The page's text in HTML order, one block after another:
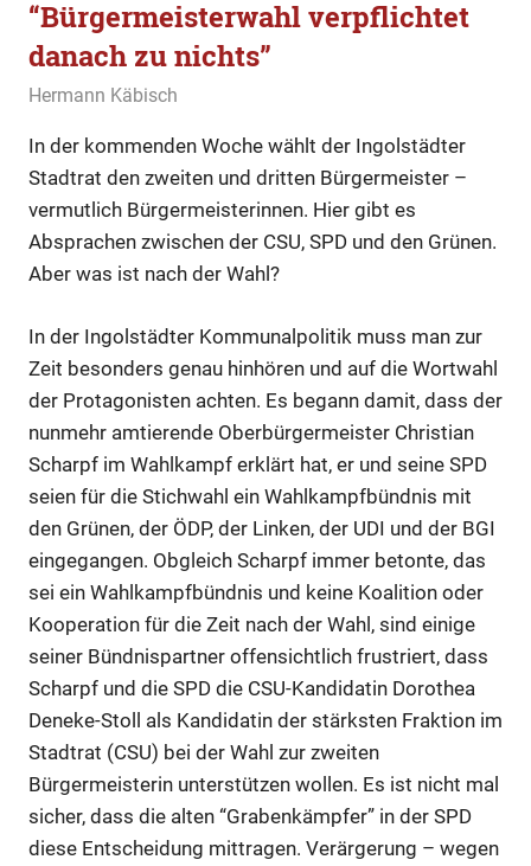
“Bürgermeisterwahl verpflichtet
danach zu nichts”
1. Mai 2020
Hermann Käbisch
In der kommenden Woche wählt der Ingolstädter
Stadtrat den zweiten und dritten Bürgermeister –
vermutlich Bürgermeisterinnen. Hier gibt es
Absprachen zwischen der CSU, SPD und den Grünen.
Aber was ist nach der Wahl?
In der Ingolstädter Kommunalpolitik muss man zur
Zeit besonders genau hinhören und auf die Wortwahl
der Protagonisten achten. Es begann damit, dass der
nunmehr amtierende Oberbürgermeister Christian
Scharpf im Wahlkampf erklärt hat, er und seine SPD
seien für die Stichwahl ein Wahlkampfbündnis mit
den Grünen, der ÖDP, der Linken, der UDI und der BGI
eingegangen. Obgleich Scharpf immer betonte, das
sei ein Wahlkampfbündnis und keine Koalition oder
Kooperation für die Zeit nach der Wahl, sind einige
seiner Bündnispartner offensichtlich frustriert, dass
Scharpf und die SPD die CSU-Kandidatin Dorothea
Deneke-Stoll als Kandidatin der stärksten Fraktion im
Stadtrat (CSU) bei der Wahl zur zweiten
Bürgermeisterin unterstützen wollen. Es ist nicht mal
sicher, dass die alten “Grabenkämpfer” in der SPD
diese Entscheidung mittragen. Verärgerung – wegen